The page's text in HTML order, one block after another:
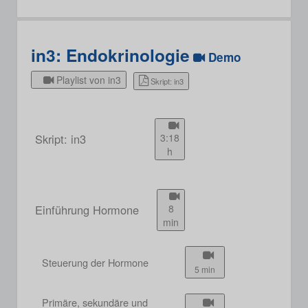
in3: Endokrinologie Demo
Playlist von in3 Skript: in3
Skript: in3
3:18
h
Einführung Hormone
8
min
Steuerung der Hormone 5 min
Primäre, sekundäre und